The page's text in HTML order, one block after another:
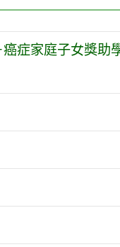
症家庭子女獎助